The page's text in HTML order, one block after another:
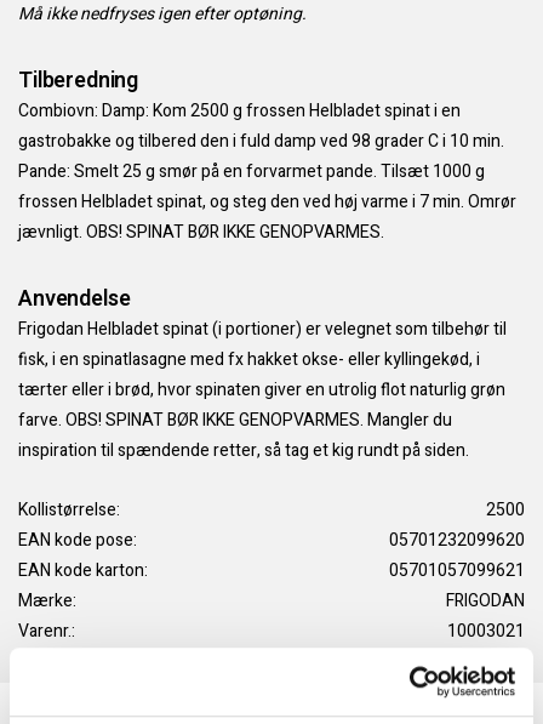
Må ikke nedfryses igen efter optøning.
Tilberedning
Combiovn: Damp: Kom 2500 g frossen Helbladet spinat i en
gastrobakke og tilbered den i fuld damp ved 98 grader C i 10 min.
Pande: Smelt 25 g smør på en forvarmet pande. Tilsæt 1000 g
frossen Helbladet spinat, og steg den ved høj varme i 7 min. Omrør
jævnligt. OBS! SPINAT BØR IKKE GENOPVARMES.
Anvendelse
Frigodan Helbladet spinat (i portioner) er velegnet som tilbehør til
fisk, i en spinatlasagne med fx hakket okse- eller kyllingekød, i
tærter eller i brød, hvor spinaten giver en utrolig flot naturlig grøn
farve. OBS! SPINAT BØR IKKE GENOPVARMES. Mangler du
inspiration til spændende retter, så tag et kig rundt på siden.
Kollistørrelse:
2500
EAN kode pose:
05701232099620
EAN kode karton:
05701057099621
Mærke:
FRIGODAN
Varenr.:
10003021